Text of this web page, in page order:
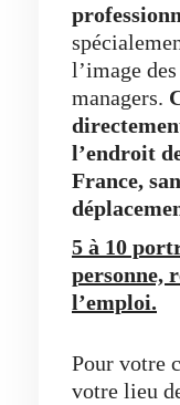
l’image
managers.
l’endroit
France,
5 à 10
personne,
l’emploi.
Pour votre
votre lieu